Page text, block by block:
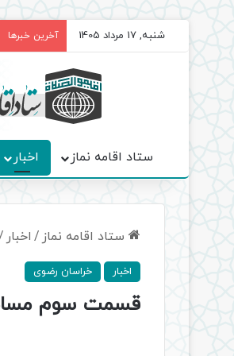
شنبه, 17 مرداد 1405 آخرین خبرها
ستاد اقامه نماز اخبار
ستاد اقامه نماز / اخبار
اخبار خراسان رضوی
قسمت سوم